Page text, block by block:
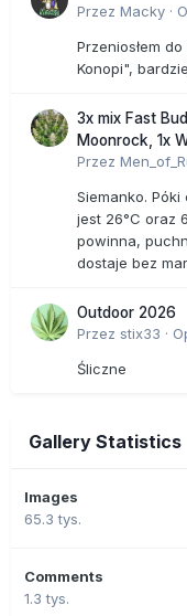
Przez Macky ·
Przeniosłem
Konopi",
3x mix Fast
Moonrock, 1x
Przez
Siemanko.
jest 26°C oraz
powinna,
dostaje bez
Outdoor 2026
Przez stix33 ·
Śliczne
Gallery Statistics
Images
65.3 tys.
Comments
1.3 tys.